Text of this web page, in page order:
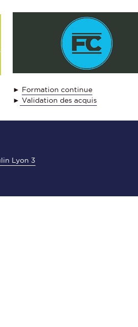
► Formation continue
► Validation des acquis
Lyon 3